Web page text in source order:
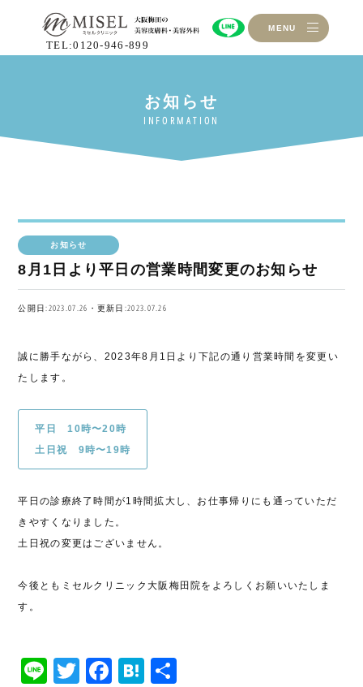
TEL:0120-946-899
MENU
お知らせ
8月1日より平日の営業時間変更のお知らせ
公開日:2023.07.26・更新日:2023.07.26
誠に勝手ながら、2023年8月1日より下記の通り営業時間を変更い
たします。
平日 10時〜20時
土日祝 9時〜19時
平日の診療終了時間が1時間拡大し、お仕事帰りにも通っていただ
きやすくなりました。
土日祝の変更はございません。
今後ともミセルクリニック大阪梅田院をよろしくお願いいたしま
す。
LineTwitter
Facebook
Hatena